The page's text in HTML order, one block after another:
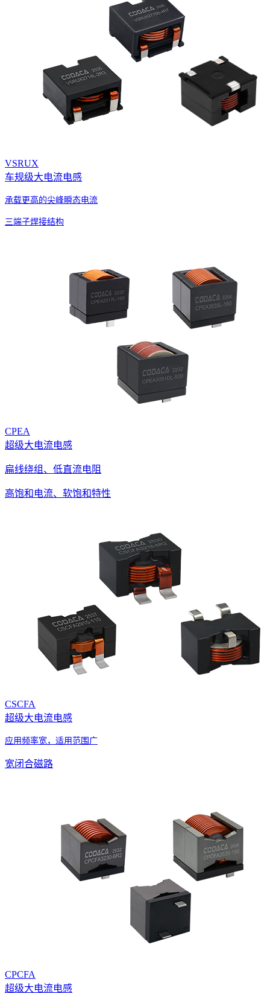
VSRUX
车规级大电流电感
承载更高的尖峰瞬态电流
三端子焊接结构
CPEA
超级大电流电感
扁线绕组、低直流电阻
高饱和电流、软饱和特性
CSCFA
超级大电流电感
应用频率宽，适用范围广
宽闭合磁路
CPCFA
超级大电流电感